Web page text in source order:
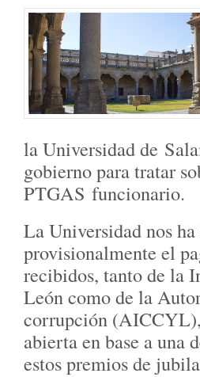
la Universidad de
gobierno para tratar
PTGAS funcionario.
La Universidad nos
provisionalmente el
recibidos, tanto de la
León como de la
corrupción (AICCYL),
abierta en base a una
estos premios de